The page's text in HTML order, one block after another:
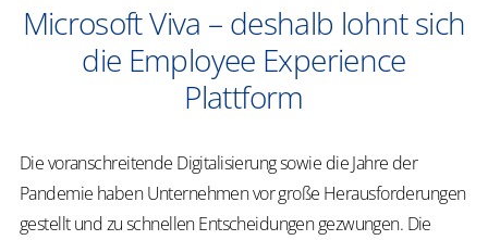
Microsoft Viva – deshalb lohnt sich
die Employee Experience
Plattform
Die voranschreitende Digitalisierung sowie die Jahre der
Pandemie haben Unternehmen vor große Herausforderungen
gestellt und zu schnellen Entscheidungen gezwungen. Die